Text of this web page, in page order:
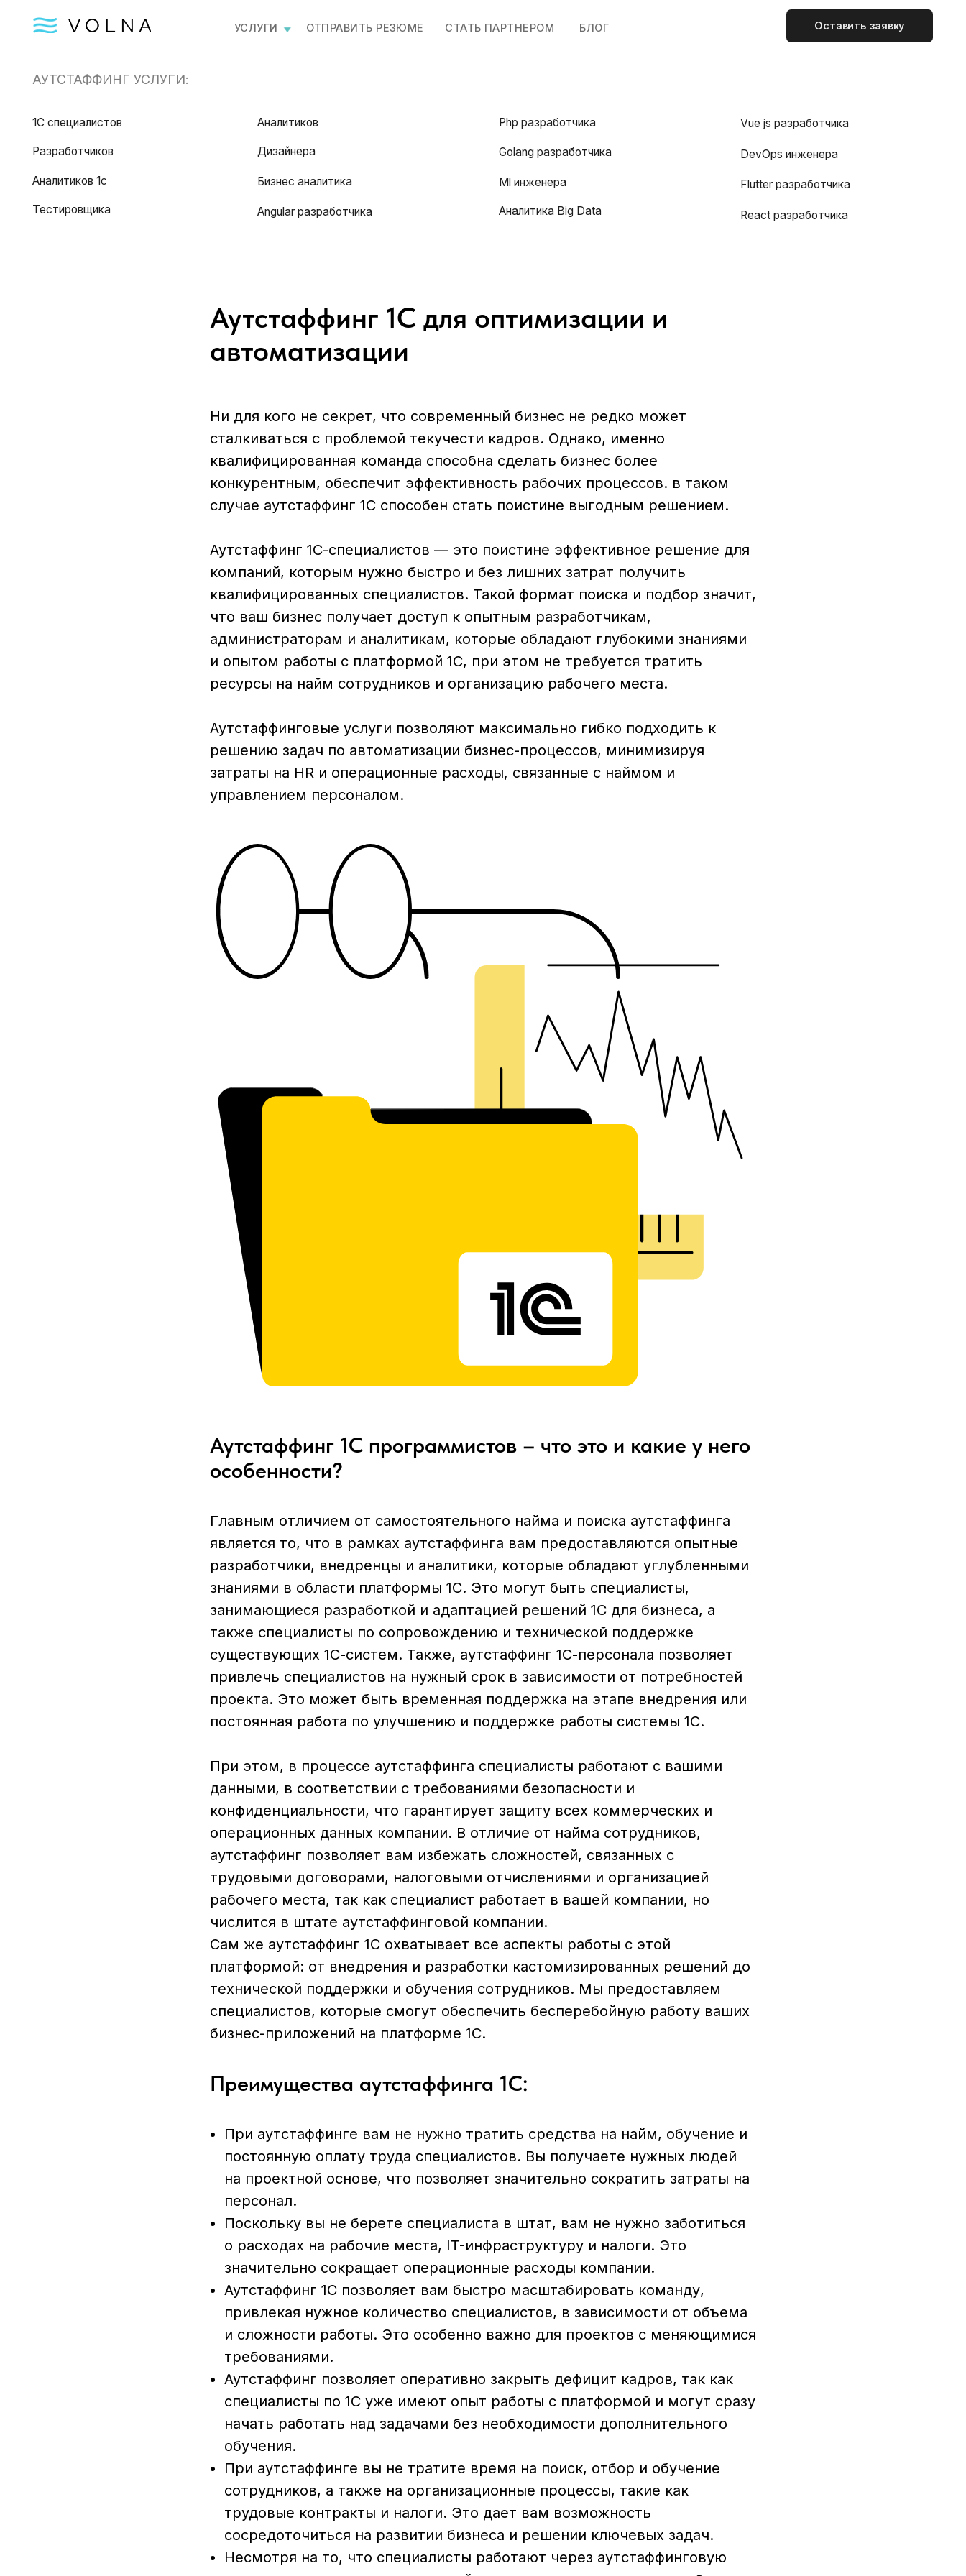
ОТПРАВИТЬ РЕЗЮМЕ СТАТЬ ПАРТНЕРОМ БЛОГ
УСЛУГИ
Аналитиков 1с
Тестировщика Angular разработчика Аналитика Big Data React разработчика
Аутстаффинг 1С для оптимизации и
автоматизации
Ни для кого не секрет, что современный бизнес не редко может
сталкиваться с проблемой текучести кадров. Однако, именно
квалифицированная команда способна сделать бизнес более
конкурентным, обеспечит эффективность рабочих процессов. в таком
случае аутстаффинг 1С способен стать поистине выгодным решением.
Аутстаффинг 1С-специалистов — это поистине эффективное решение для
компаний, которым нужно быстро и без лишних затрат получить
квалифицированных специалистов. Такой формат поиска и подбор значит,
что ваш бизнес получает доступ к опытным разработчикам,
администраторам и аналитикам, которые обладают глубокими знаниями
и опытом работы с платформой 1С, при этом не требуется тратить
ресурсы на найм сотрудников и организацию рабочего места.
Аутстаффинговые услуги позволяют максимально гибко подходить к
решению задач по автоматизации бизнес-процессов, минимизируя
затраты на HR и операционные расходы, связанные с наймом и
управлением персоналом.
Аутстаффинг 1С программистов – что это и какие у него
особенности?
Главным отличием от самостоятельного найма и поиска аутстаффинга
является то, что в рамках аутстаффинга вам предоставляются опытные
разработчики, внедренцы и аналитики, которые обладают углубленными
знаниями в области платформы 1С. Это могут быть специалисты,
занимающиеся разработкой и адаптацией решений 1С для бизнеса, а
также специалисты по сопровождению и технической поддержке
существующих 1С-систем. Также, аутстаффинг 1С-персонала позволяет
привлечь специалистов на нужный срок в зависимости от потребностей
проекта. Это может быть временная поддержка на этапе внедрения или
постоянная работа по улучшению и поддержке работы системы 1С.
При этом, в процессе аутстаффинга специалисты работают с вашими
данными, в соответствии с требованиями безопасности и
конфиденциальности, что гарантирует защиту всех коммерческих и
операционных данных компании. В отличие от найма сотрудников,
аутстаффинг позволяет вам избежать сложностей, связанных с
трудовыми договорами, налоговыми отчислениями и организацией
рабочего места, так как специалист работает в вашей компании, но
числится в штате аутстаффинговой компании.
Сам же аутстаффинг 1С охватывает все аспекты работы с этой
платформой: от внедрения и разработки кастомизированных решений до
технической поддержки и обучения сотрудников. Мы предоставляем
специалистов, которые смогут обеспечить бесперебойную работу ваших
бизнес-приложений на платформе 1С.
Преимущества аутстаффинга 1С:
При аутстаффинге вам не нужно тратить средства на найм, обучение и
постоянную оплату труда специалистов. Вы получаете нужных людей
на проектной основе, что позволяет значительно сократить затраты на
персонал.
Поскольку вы не берете специалиста в штат, вам не нужно заботиться
о расходах на рабочие места, IT-инфраструктуру и налоги. Это
значительно сокращает операционные расходы компании.
Аутстаффинг 1С позволяет вам быстро масштабировать команду,
привлекая нужное количество специалистов, в зависимости от объема
и сложности работы. Это особенно важно для проектов с меняющимися
требованиями.
Аутстаффинг позволяет оперативно закрыть дефицит кадров, так как
специалисты по 1С уже имеют опыт работы с платформой и могут сразу
начать работать над задачами без необходимости дополнительного
обучения.
При аутстаффинге вы не тратите время на поиск, отбор и обучение
сотрудников, а также на организационные процессы, такие как
трудовые контракты и налоги. Это дает вам возможность
сосредоточиться на развитии бизнеса и решении ключевых задач.
Несмотря на то, что специалисты работают через аутстаффинговую